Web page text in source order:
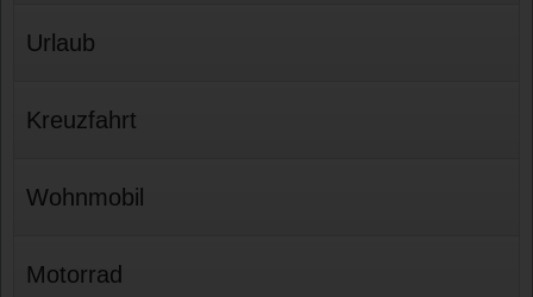
Urlaub
Kreuzfahrt
Wohnmobil
Motorrad